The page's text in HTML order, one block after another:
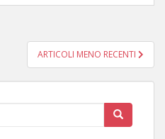
ARTICOLI MENO RECENTI